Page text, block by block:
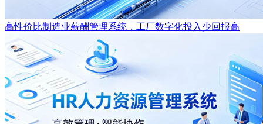
高性价比制造业薪酬管理系统，工厂数字化投入少回报高